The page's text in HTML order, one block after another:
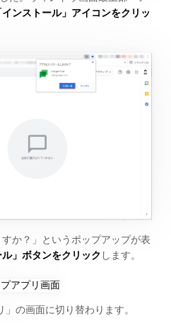
インストール」アイコンをクリッ
すか？」というポップアップが表
ル」ボタンをクリック します。
」の画面に切り替わります。